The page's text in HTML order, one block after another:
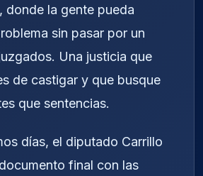
, donde la gente pueda
sin pasar por un
Una justicia que
de castigar y que busque
que sentencias.
días, el diputado Carrillo
final con las